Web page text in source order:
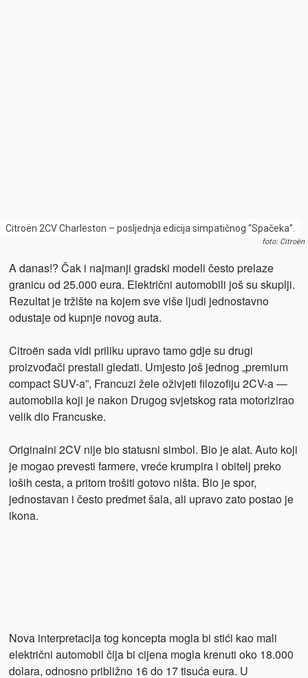
Citroën 2CV Charleston – posljednja edicija simpatičnog “Spačeka”.
foto: Citroën
A danas!? Čak i najmanji gradski modeli često prelaze
granicu od 25.000 eura. Električni automobili još su skuplji.
Rezultat je tržište na kojem sve više ljudi jednostavno
odustaje od kupnje novog auta.
Citroën sada vidi priliku upravo tamo gdje su drugi
proizvođači prestali gledati. Umjesto još jednog „premium
compact SUV-a”, Francuzi žele oživjeti filozofiju 2CV-a —
automobila koji je nakon Drugog svjetskog rata motorizirao
velik dio Francuske.
Originalni 2CV nije bio statusni simbol. Bio je alat. Auto koji
je mogao prevesti farmere, vreće krumpira i obitelj preko
loših cesta, a pritom trošiti gotovo ništa. Bio je spor,
jednostavan i često predmet šala, ali upravo zato postao je
ikona.
Nova interpretacija tog koncepta mogla bi stići kao mali
električni automobil čija bi cijena mogla krenuti oko 18.000
dolara, odnosno približno 16 do 17 tisuća eura. U